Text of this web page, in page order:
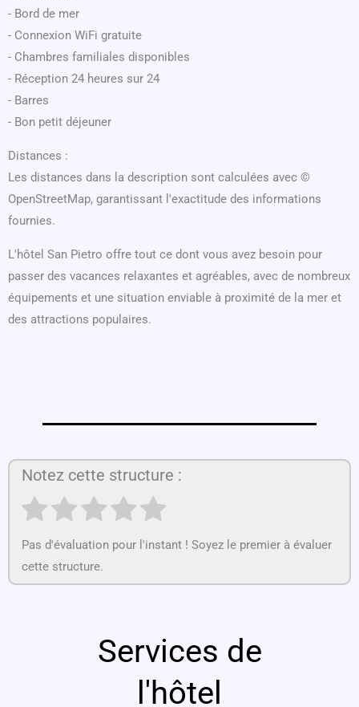
- Bord de mer
- Connexion WiFi gratuite
- Chambres familiales disponibles
- Réception 24 heures sur 24
- Barres
- Bon petit déjeuner
Distances :
Les distances dans la description sont calculées avec ©
OpenStreetMap, garantissant l'exactitude des informations
fournies.
L'hôtel San Pietro offre tout ce dont vous avez besoin pour
passer des vacances relaxantes et agréables, avec de nombreux
équipements et une situation enviable à proximité de la mer et
des attractions populaires.
Notez cette structure :
Pas d'évaluation pour l'instant ! Soyez le premier à évaluer
cette structure.
Services de
l'hôtel